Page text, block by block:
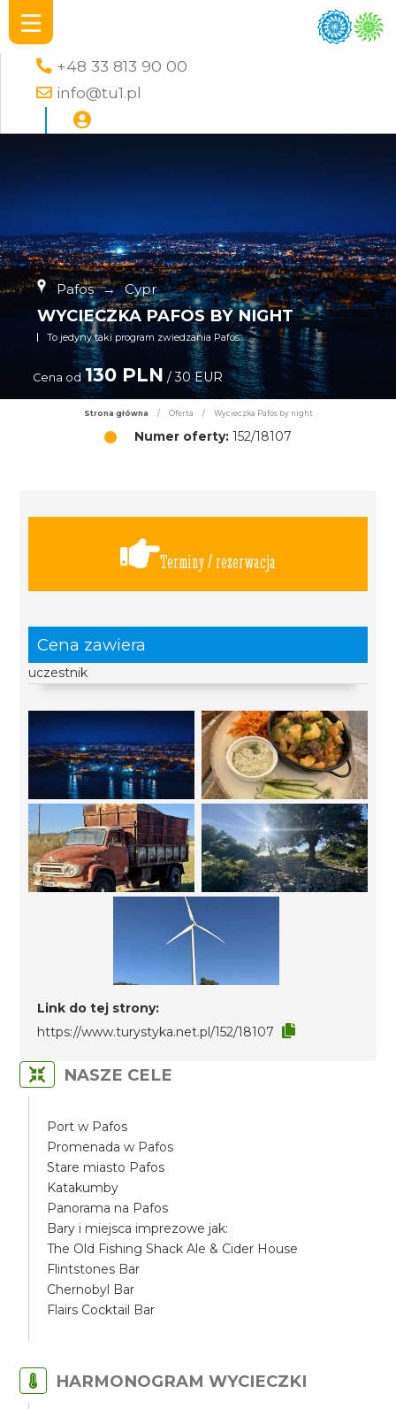
+48 33 813 90 00
info@tu1.pl
Pafos → Cypr
WYCIECZKA PAFOS BY NIGHT
To jedyny taki program zwiedzania Pafos
Cena od 130 PLN / 30 EUR
Strona główna / Oferta / Wycieczka Pafos by night
Numer oferty: 152/18107
Terminy / rezerwacja
Cena zawiera
uczestnik
Link do tej strony:
https://www.turystyka.net.pl/152/18107
NASZE CELE
Port w Pafos
Promenada w Pafos
Stare miasto Pafos
Katakumby
Panorama na Pafos
Bary i miejsca imprezowe jak:
The Old Fishing Shack Ale & Cider House
Flintstones Bar
Chernobyl Bar
Flairs Cocktail Bar
HARMONOGRAM WYCIECZKI